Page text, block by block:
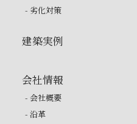
- 劣化対策
建築実例
会社情報
- 会社概要
- 沿革